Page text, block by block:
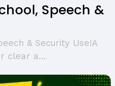
Speech &
& Security Use!A
clear a...